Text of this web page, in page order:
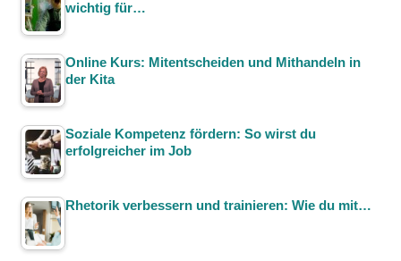
wichtig für…
Online Kurs: Mitentscheiden und Mithandeln in
der Kita
Soziale Kompetenz fördern: So wirst du
erfolgreicher im Job
Rhetorik verbessern und trainieren: Wie du mit…